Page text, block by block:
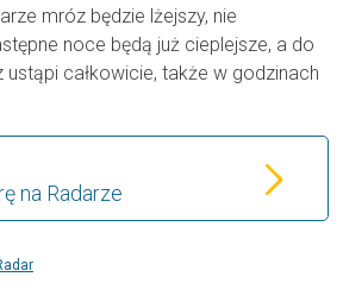
mróz będzie lżejszy, nie
noce będą już cieplejsze, a do
całkowicie, także w godzinach
na Radarze